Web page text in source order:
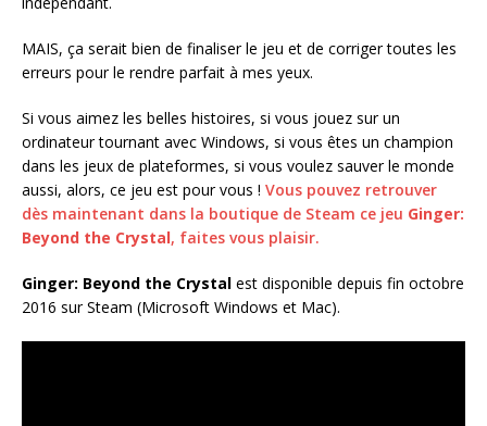
MAIS, ça serait bien de finaliser le jeu et de corriger toutes les
erreurs pour le rendre parfait à mes yeux.
Si vous aimez les belles histoires, si vous jouez sur un
ordinateur tournant avec Windows, si vous êtes un champion
dans les jeux de plateformes, si vous voulez sauver le monde
aussi, alors, ce jeu est pour vous ! Vous pouvez retrouver
dès maintenant dans la boutique de Steam ce jeu Ginger:
Beyond the Crystal, faites vous plaisir.
Ginger: Beyond the Crystal est disponible depuis fin octobre
2016 sur Steam (Microsoft Windows et Mac).